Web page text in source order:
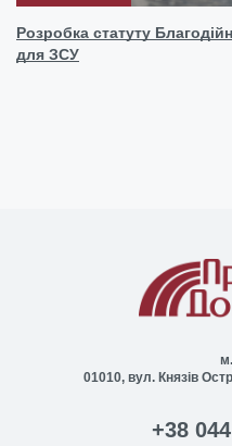
Розробка статуту
для ЗСУ
01010, вул. Князів
+38